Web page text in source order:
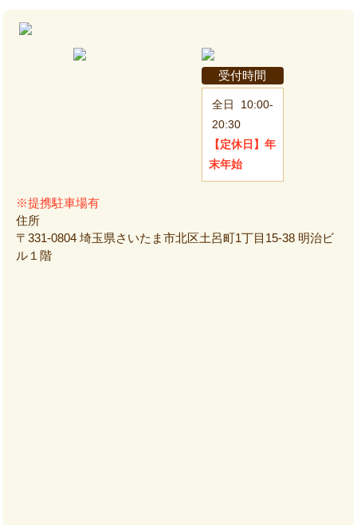
受付時間
全日
10:00-
20:30
【定休日】 年
末年始
※提携駐車場有
住所
〒331-0804 埼玉県さいたま市北区土呂町1丁目15-38 明治ビ
ル１階